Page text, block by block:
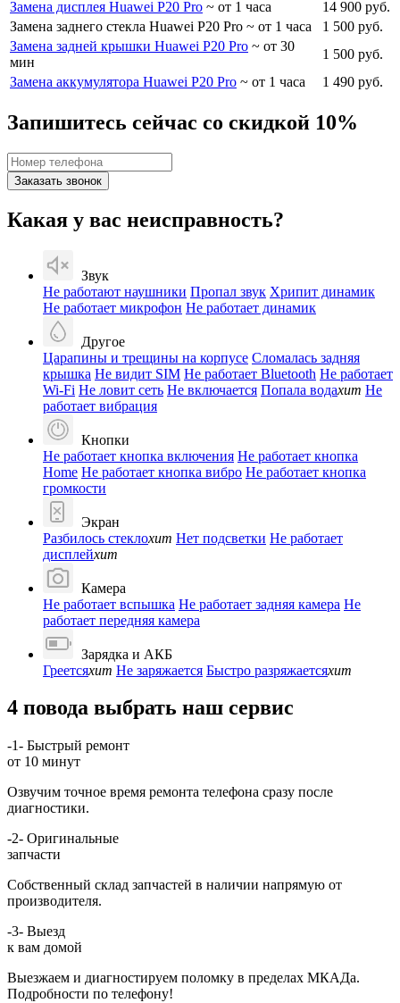
Замена дисплея Huawei P20 Pro ~ от 1 часа
14 900 руб.
Замена заднего стекла Huawei P20 Pro ~ от 1 часа
1 500 руб.
Замена задней крышки Huawei P20 Pro ~ от 30
мин
1 500 руб.
Замена аккумулятора Huawei P20 Pro ~ от 1 часа 1 490 руб.
Запишитесь сейчас со скидкой 10%
Заказать звонок
Какая у вас неисправность?
Звук
Не работают наушники Пропал звук Хрипит динамик
Не работает микрофон Не работает динамик
Другое
Царапины и трещины на корпусе Сломалась задняя
крышка Не видит SIM Не работает Bluetooth Не работает
Wi-Fi Не ловит сеть Не включается Попала водахит Не
работает вибрация
Кнопки
Не работает кнопка включения Не работает кнопка
Home Не работает кнопка вибро Не работает кнопка
громкости
Экран
Разбилось стеклохит Нет подсветки Не работает
дисплейхит
Камера
Не работает вспышка Не работает задняя камера Не
работает передняя камера
Зарядка и АКБ
Греетсяхит Не заряжается Быстро разряжаетсяхит
4 повода выбрать наш сервис
-1- Быстрый ремонт
от 10 минут
Озвучим точное время ремонта телефона сразу после
диагностики.
-2- Оригинальные
запчасти
Собственный склад запчастей в наличии напрямую от
производителя.
-3- Выезд
к вам домой
Выезжаем и диагностируем поломку в пределах МКАДа.
Подробности по телефону!